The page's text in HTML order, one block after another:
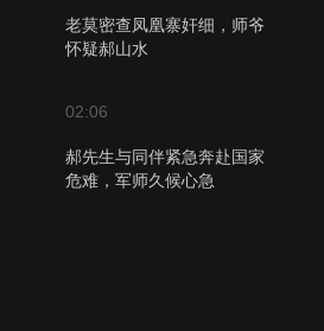
老莫密查凤凰寨奸细，师爷
怀疑郝山水
02:06
郝先生与同伴紧急奔赴国家
危难，军师久候心急